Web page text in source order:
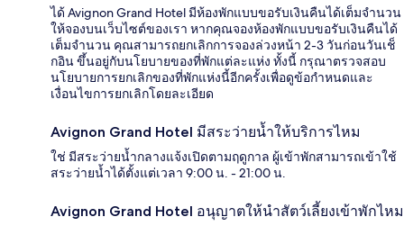
ได้ Avignon Grand Hotel มีห้องพักแบบขอรับเงินคืนได้เต็มจำนวน
ให้จองบนเว็บไซต์ของเรา หากคุณจองห้องพักแบบขอรับเงินคืนได้
เต็มจำนวน คุณสามารถยกเลิกการจองล่วงหน้า 2-3 วันก่อนวันเช็
กอิน ขึ้นอยู่กับนโยบายของที่พักแต่ละแห่ง ทั้งนี้ กรุณาตรวจสอบ
นโยบายการยกเลิกของที่พักแห่งนี้อีกครั้งเพื่อดูข้อกำหนดและ
เงื่อนไขการยกเลิกโดยละเอียด
Avignon Grand Hotel มีสระว่ายน้ำให้บริการไหม
ใช่ มีสระว่ายน้ำกลางแจ้งเปิดตามฤดูกาล ผู้เข้าพักสามารถเข้าใช้
สระว่ายน้ำได้ตั้งแต่เวลา 9:00 น. - 21:00 น.
Avignon Grand Hotel อนุญาตให้นำสัตว์เลี้ยงเข้าพักไหม